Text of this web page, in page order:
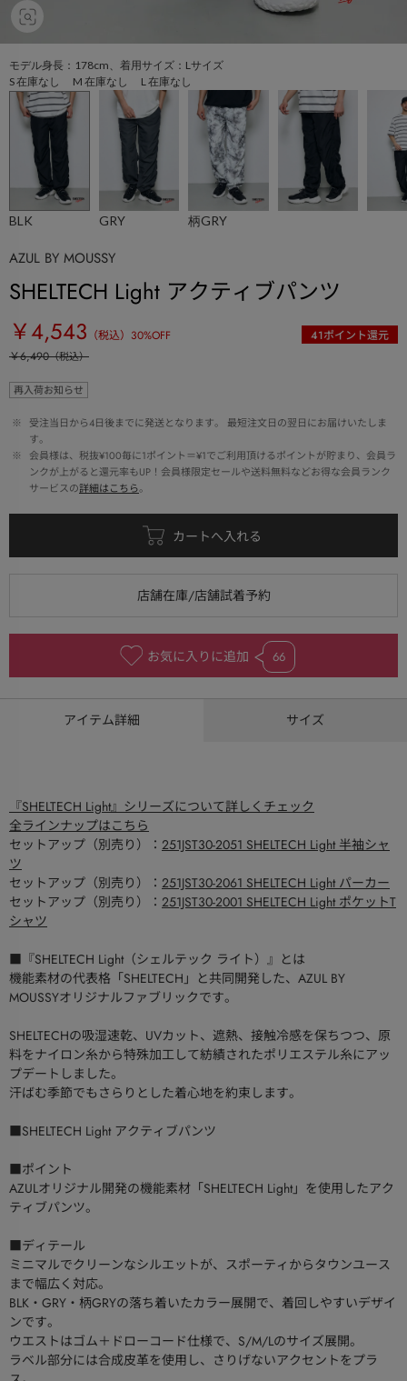
モデル身長：178cm、着用サイズ：Lサイズ
S 在庫なし M 在庫なし L 在庫なし
BLK GRY 柄GRY
AZUL BY MOUSSY
SHELTECH Light アクティブパンツ
￥4,543 （税込） 30%OFF 41ポイント還元
￥6,490（税込）
再入荷お知らせ
※
受注当日から4日後までに発送となります。 最短注文日の翌日にお届けいたしま
す。
※
会員様は、税抜¥100毎に1ポイント＝¥1でご利用頂けるポイントが貯まり、会員ラ
ンクが上がると還元率もUP！会員様限定セールや送料無料などお得な会員ランク
サービスの詳細はこちら。
お気に入りに追加 66
アイテム詳細 サイズ
『SHELTECH Light』シリーズについて詳しくチェック
全ラインナップはこちら
セットアップ（別売り）： 251JST30-2051 SHELTECH Light 半袖シャ
ツ
セットアップ（別売り）： 251JST30-2061 SHELTECH Light パーカー
セットアップ（別売り）： 251JST30-2001 SHELTECH Light ポケットT
シャツ
■『SHELTECH Light（シェルテック ライト）』とは
機能素材の代表格「SHELTECH」と共同開発した、AZUL BY
MOUSSYオリジナルファブリックです。
SHELTECHの吸湿速乾、UVカット、遮熱、接触冷感を保ちつつ、原
料をナイロン糸から特殊加工して紡績されたポリエステル糸にアッ
プデートしました。
汗ばむ季節でもさらりとした着心地を約束します。
■SHELTECH Light アクティブパンツ
■ポイント
AZULオリジナル開発の機能素材「SHELTECH Light」を使用したアク
ティブパンツ。
■ディテール
ミニマルでクリーンなシルエットが、スポーティからタウンユース
まで幅広く対応。
BLK・GRY・柄GRYの落ち着いたカラー展開で、着回しやすいデザイ
ンです。
ウエストはゴム＋ドローコード仕様で、S/M/Lのサイズ展開。
ラベル部分には合成皮革を使用し、さりげないアクセントをプラ